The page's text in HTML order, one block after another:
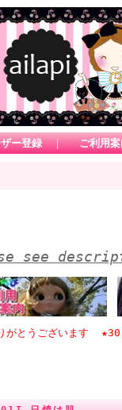
ー登録 ｜ ご利用
see
ます ★30,000円(税別